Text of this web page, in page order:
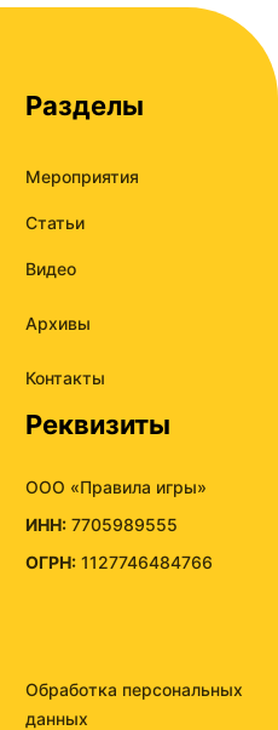
Разделы
Мероприятия
Статьи
Видео
Архивы
Контакты
Реквизиты
ООО «Правила игры»
ИНН: 7705989555
ОГРН: 1127746484766
Обработка персональных
данных